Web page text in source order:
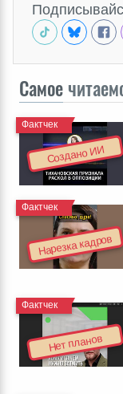
Самое
Создано ИИ
Фактчек
Нарезка кадров
Фактчек
Нет планов
Фактчек